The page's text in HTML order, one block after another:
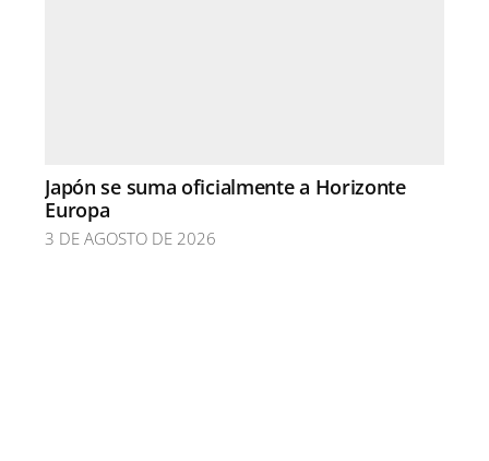
Japón se suma oficialmente a Horizonte
Europa
3 DE AGOSTO DE 2026